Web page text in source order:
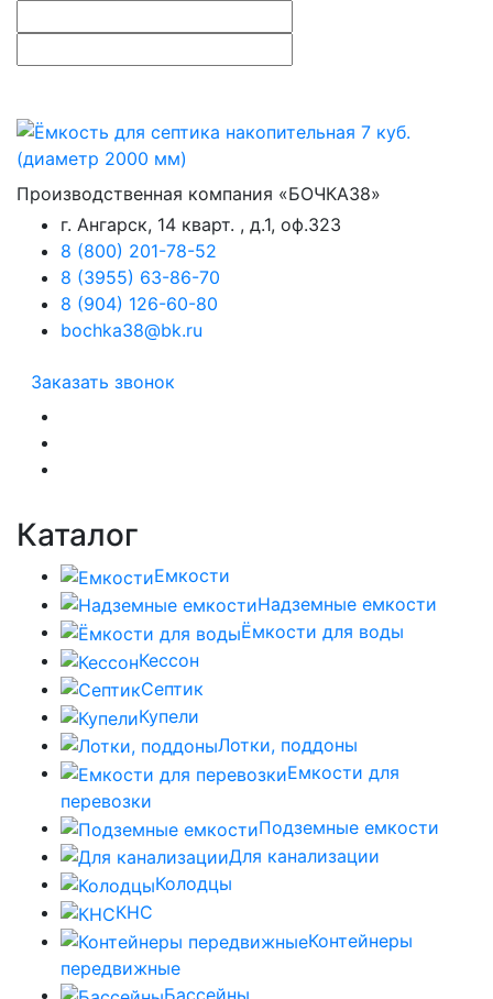
Производственная компания «БОЧКА38»
г. Ангарск, 14 кварт. , д.1, оф.323
8 (800) 201-78-52
8 (3955) 63-86-70
8 (904) 126-60-80
bochka38@bk.ru
Заказать звонок
Каталог
Емкости
Надземные емкости
Ёмкости для воды
Кессон
Септик
Купели
Лотки, поддоны
Емкости для
перевозки
Подземные емкости
Для канализации
Колодцы
КНС
Контейнеры
передвижные